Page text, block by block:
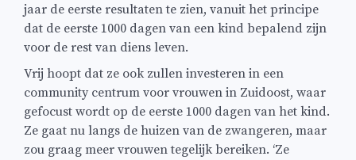
jaar de eerste resultaten te zien, vanuit het principe
dat de eerste 1000 dagen van een kind bepalend zijn
voor de rest van diens leven.
Vrij hoopt dat ze ook zullen investeren in een
community centrum voor vrouwen in Zuidoost, waar
gefocust wordt op de eerste 1000 dagen van het kind.
Ze gaat nu langs de huizen van de zwangeren, maar
zou graag meer vrouwen tegelijk bereiken. ‘Ze